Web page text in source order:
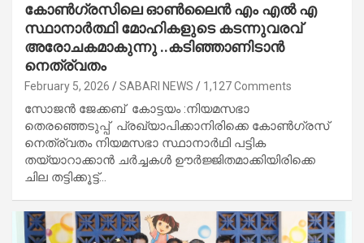
കോൺഗ്രസിലെ ഓൺലൈൻ എം എൽ എ
സ്ഥാനാർത്ഥി മോഹികളുടെ കടന്നുവരവ്
അരോചകമാകുന്നു ..കടിഞ്ഞാണിടാൻ
നെത്ര്വതം
February 5, 2026 SABARI NEWS 1,127 Comments
സോജൻ ജേക്കബ് കോട്ടയം :നിയമസഭാ
തെരഞ്ഞെടുപ്പ് പ്രഖ്യാപിക്കാനിരിക്കെ കോൺഗ്രസ്
നെത്ര്വതം നിയമസഭാ സ്ഥാനാർഥി പട്ടിക
തയ്യാറാക്കാൻ ചർച്ചകൾ ഊർജ്ജിതമാക്കിയിരിക്കെ
ചില തട്ടിക്കൂട്ട്…